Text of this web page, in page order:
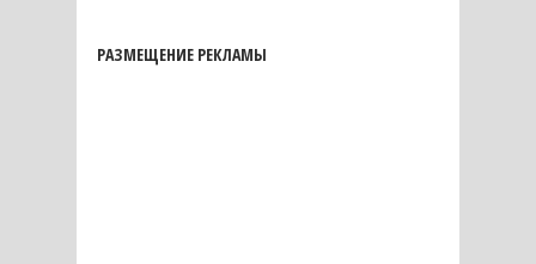
РАЗМЕЩЕНИЕ РЕКЛАМЫ